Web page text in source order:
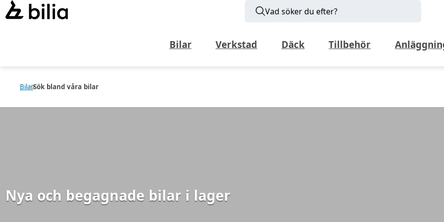
Vad söker du efter?
Bilar Verkstad Däck Tillbehör
BilarSök bland våra bilar
Nya och begagnade bilar i lager